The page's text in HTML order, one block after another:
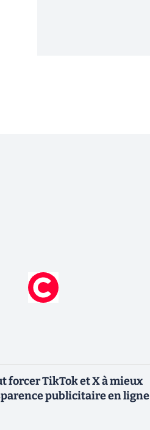
forcer TikTok et X à mieux
publicitaire en ligne